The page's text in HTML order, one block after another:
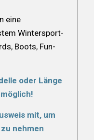
eine
Wintersport-
Boots, Fun-
oder Länge
mit, um
nehmen